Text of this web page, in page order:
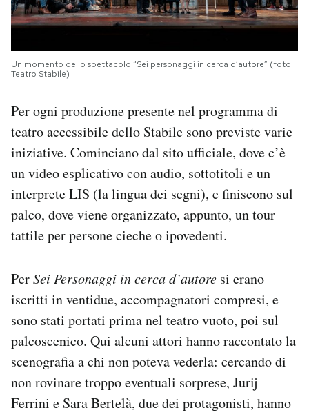
Un momento dello spettacolo “Sei personaggi in cerca d’autore” (foto
Teatro Stabile)
Per ogni produzione presente nel programma di
teatro accessibile dello Stabile sono previste varie
iniziative. Cominciano dal sito ufficiale, dove c’è
un video esplicativo con audio, sottotitoli e un
interprete LIS (la lingua dei segni), e finiscono sul
palco, dove viene organizzato, appunto, un tour
tattile per persone cieche o ipovedenti.
PerSei Personaggi in cerca d’autore si erano
iscritti in ventidue, accompagnatori compresi, e
sono stati portati prima nel teatro vuoto, poi sul
palcoscenico. Qui alcuni attori hanno raccontato la
scenografia a chi non poteva vederla: cercando di
non rovinare troppo eventuali sorprese, Jurij
Ferrini e Sara Bertelà, due dei protagonisti, hanno